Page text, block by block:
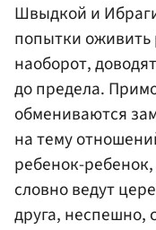
Швыдкой и
попытки
наоборот,
до предела.
обмениваются
на тему
ребенок-
словно ведут
друга, неспешно,